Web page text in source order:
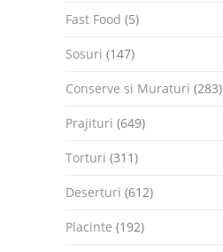
Fast Food (5)
Sosuri (147)
Conserve si Muraturi (283)
Prajituri (649)
Torturi (311)
Deserturi (612)
Placinte (192)